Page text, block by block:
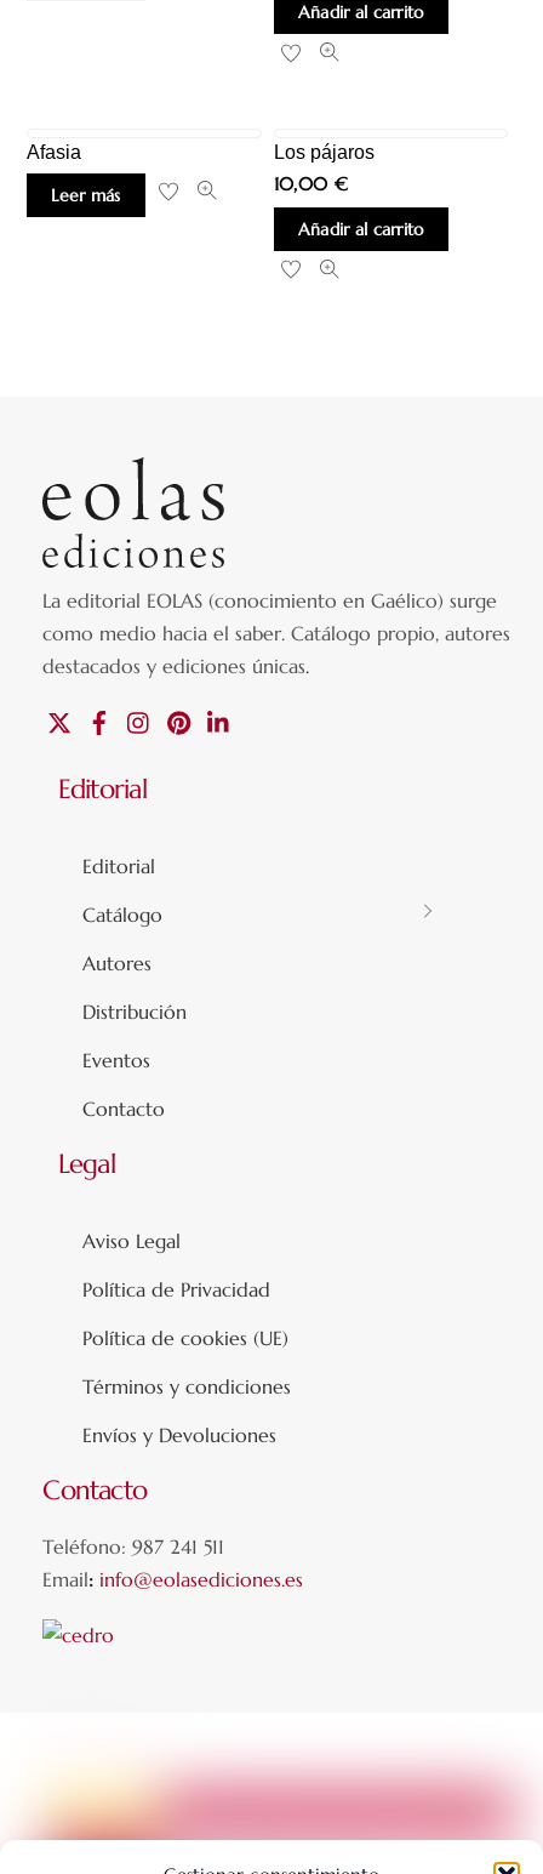
Añadir al carrito
Afasia
Leer más
Los pájaros
10,00 €
Añadir al carrito
La editorial EOLAS (conocimiento en Gaélico) surge
como medio hacia el saber.Catálogo propio, autores
destacados y ediciones únicas.
FacebookInstagramPinterest
Editorial
Editorial
Catálogo
Autores
Distribución
Eventos
Contacto
Legal
Aviso Legal
Política de Privacidad
Política de cookies (UE)
Términos y condiciones
Envíos y Devoluciones
Contacto
Teléfono: 987 241 511
Email: info@eolasediciones.es